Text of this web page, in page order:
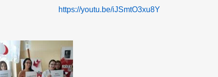
https://youtu.be/iJSmtO3xu8Y